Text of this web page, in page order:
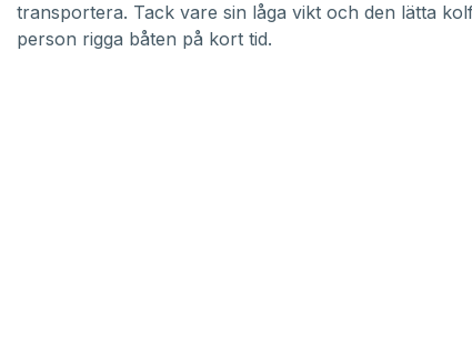
transportera. Tack vare sin låga vikt och den lätta
person rigga båten på kort tid.